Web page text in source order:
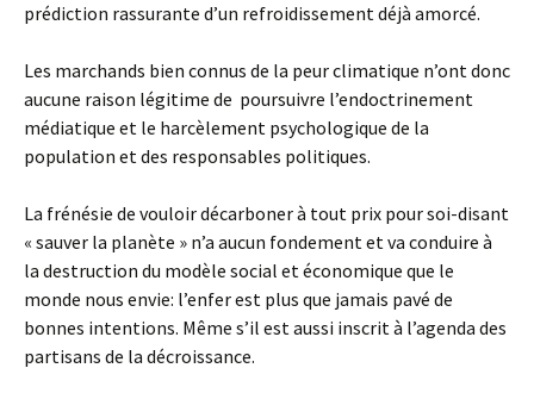
prédiction rassurante d’un refroidissement déjà amorcé.
Les marchands bien connus de la peur climatique n’ont donc
aucune raison légitime de poursuivre l’endoctrinement
médiatique et le harcèlement psychologique de la
population et des responsables politiques.
La frénésie de vouloir décarboner à tout prix pour soi-disant
« sauver la planète » n’a aucun fondement et va conduire à
la destruction du modèle social et économique que le
monde nous envie: l’enfer est plus que jamais pavé de
bonnes intentions. Même s’il est aussi inscrit à l’agenda des
partisans de la décroissance.